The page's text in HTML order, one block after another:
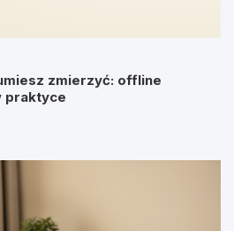
zmierzyć: offline
praktyce